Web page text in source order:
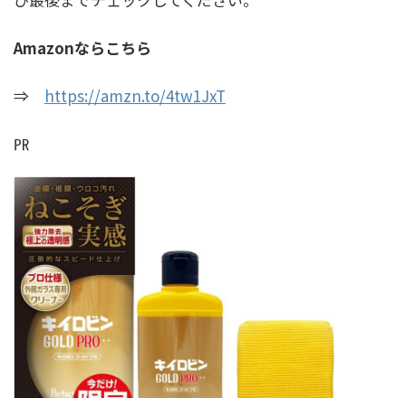
Amazonならこちら
⇒ https://amzn.to/4tw1JxT
㏚